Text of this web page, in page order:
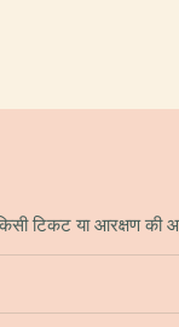
टिकट या आरक्षण की